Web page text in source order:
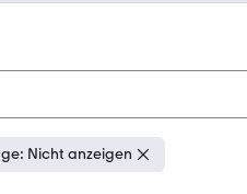
Nicht anzeigen